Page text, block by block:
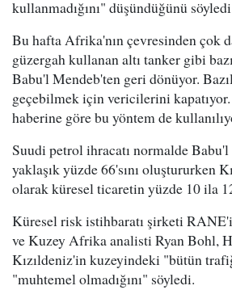
kullanmadığını" düşündüğünü
Bu hafta Afrika'nın çevresinden çok
güzergah kullanan altı tanker gibi
Babu'l Mendeb'ten geri dönüyor.
geçebilmek için vericilerini
haberine göre bu yöntem de
Suudi petrol ihracatı normalde
yaklaşık yüzde 66'sını oluştururken
olarak küresel ticaretin yüzde 10 ila
Küresel risk istihbaratı şirketi
ve Kuzey Afrika analisti Ryan Bohl,
Kızıldeniz'in kuzeyindeki "bütün
"muhtemel olmadığını" söyledi.